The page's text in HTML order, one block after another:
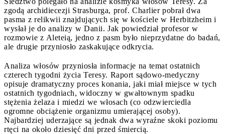
zgodą archidiecezji Strasburga, prof. Charlier pobrał dwa
pasma z relikwii znajdujących się w kościele w Herbitzheim i
wysłał je do analizy w Danii. Jak powiedział profesor w
rozmowie z Aleteią, jedno z pasm było nieprzydatne do badań,
ale drugie przyniosło zaskakujące odkrycia.
Analiza włosów przyniosła informacje na temat ostatnich
czterech tygodni życia Teresy. Raport sądowo-medyczny
opisuje dramatyczny proces konania, jaki miał miejsce w tych
ostatnich tygodniach, widoczny w gwałtownym spadku
stężenia żelaza i miedzi we włosach (co odzwierciedla
ogromne obciążenie organizmu umierającej osoby).
Najbardziej uderzające są jednak dwa wyraźne skoki poziomu
rtęci na około dziesięć dni przed śmiercią.